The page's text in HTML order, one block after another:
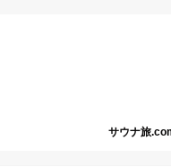
サウナ旅